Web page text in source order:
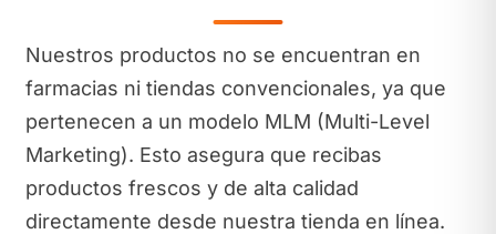
Nuestros productos no se encuentran en
farmacias ni tiendas convencionales, ya que
pertenecen a un modelo MLM (Multi-Level
Marketing). Esto asegura que recibas
productos frescos y de alta calidad
directamente desde nuestra tienda en línea.